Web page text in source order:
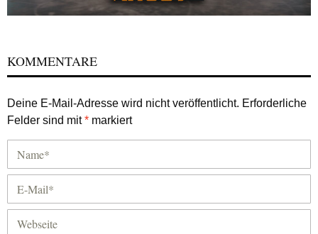
KOMMENTARE
Deine E-Mail-Adresse wird nicht veröffentlicht. Erforderliche
Felder sind mit* markiert